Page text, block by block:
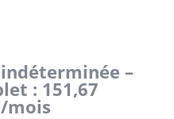
–
: 151,67
mois